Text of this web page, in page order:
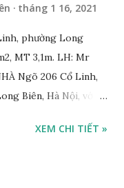
tháng 1 16, 2021
phường Long
MT 3,1m. LH: Mr
Ngõ 206 Cổ Linh,
Biên, Hà Nội, với
trước nhà được; *
XEM CHI TIẾT »